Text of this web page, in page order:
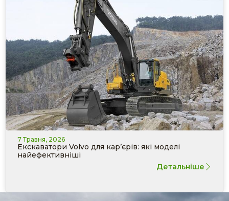
7 Травня, 2026
Екскаватори Volvo для кар’єрів: які моделі
найефективніші
Детальніше